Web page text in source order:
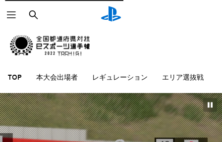
検
索
TOP 本大会出場者 レギュレーション エリア選抜戦